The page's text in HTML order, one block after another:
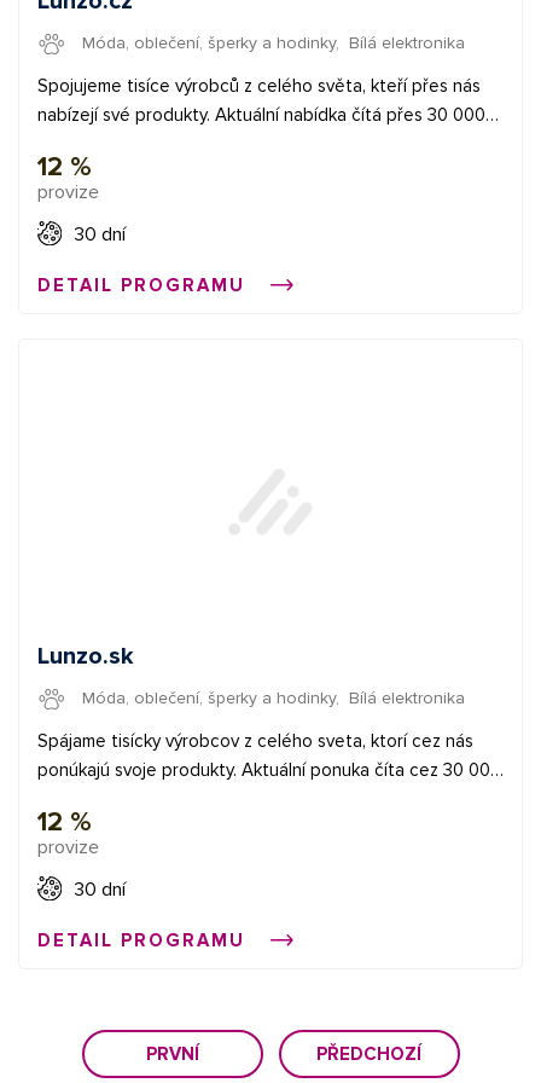
Móda, oblečení, šperky a hodinky, Bílá elektronika
Spojujeme tisíce výrobců z celého světa, kteří přes nás
nabízejí své produkty. Aktuální nabídka čítá přes 30 000
nyní. Prémiovým affilate partnerům nabízíme
bezkonkurenční podmínky.
12 %
provize
30 dní
DETAIL PROGRAMU
Lunzo.sk
Móda, oblečení, šperky a hodinky, Bílá elektronika
Spájame tisícky výrobcov z celého sveta, ktorí cez nás
ponúkajú svoje produkty. Aktuální ponuka číta cez 30 000
teraz. Prémiovým affiliate partnerom ponúkame
bezkonkurenčné podmienky.
12 %
provize
30 dní
DETAIL PROGRAMU
PRVNÍ PŘEDCHOZÍ